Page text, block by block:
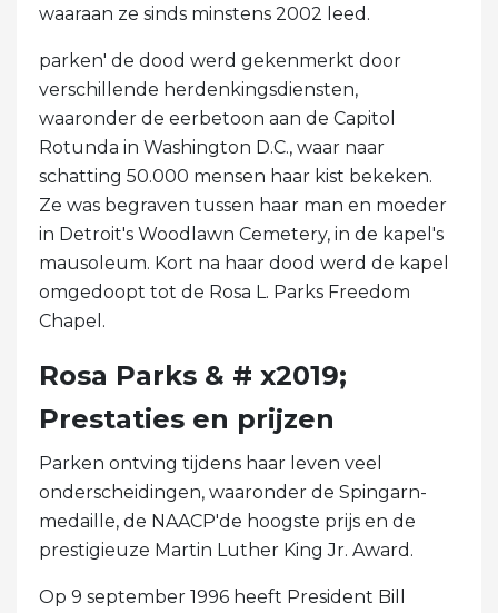
waaraan ze sinds minstens 2002 leed.
parken' de dood werd gekenmerkt door
verschillende herdenkingsdiensten,
waaronder de eerbetoon aan de Capitol
Rotunda in Washington D.C., waar naar
schatting 50.000 mensen haar kist bekeken.
Ze was begraven tussen haar man en moeder
in Detroit's Woodlawn Cemetery, in de kapel's
mausoleum. Kort na haar dood werd de kapel
omgedoopt tot de Rosa L. Parks Freedom
Chapel.
Rosa Parks & # x2019;
Prestaties en prijzen
Parken ontving tijdens haar leven veel
onderscheidingen, waaronder de Spingarn-
medaille, de NAACP'de hoogste prijs en de
prestigieuze Martin Luther King Jr. Award.
Op 9 september 1996 heeft President Bill